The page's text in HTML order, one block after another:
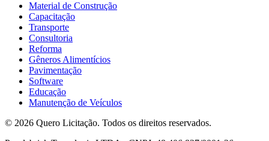
Material de Construção
Capacitação
Transporte
Consultoria
Reforma
Gêneros Alimentícios
Pavimentação
Software
Educação
Manutenção de Veículos
© 2026 Quero Licitação. Todos os direitos reservados.